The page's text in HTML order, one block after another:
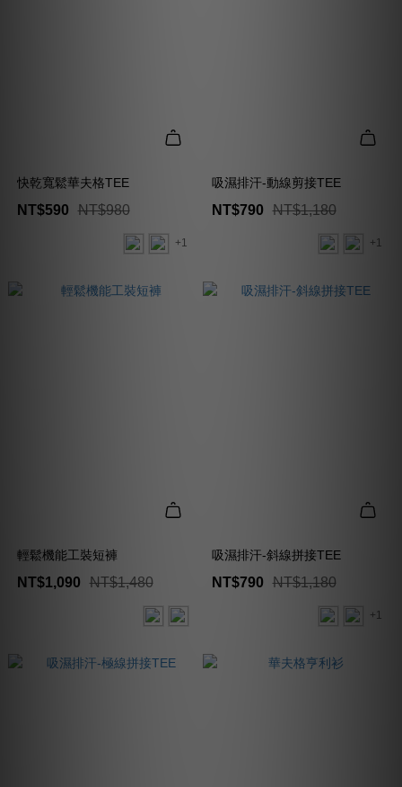
快乾寬鬆華夫格TEE
NT$590 NT$980
+1
吸濕排汗-動線剪接TEE
NT$790 NT$1,180
+1
輕鬆機能工裝短褲
NT$1,090 NT$1,480
吸濕排汗-斜線拼接TEE
NT$790 NT$1,180
+1